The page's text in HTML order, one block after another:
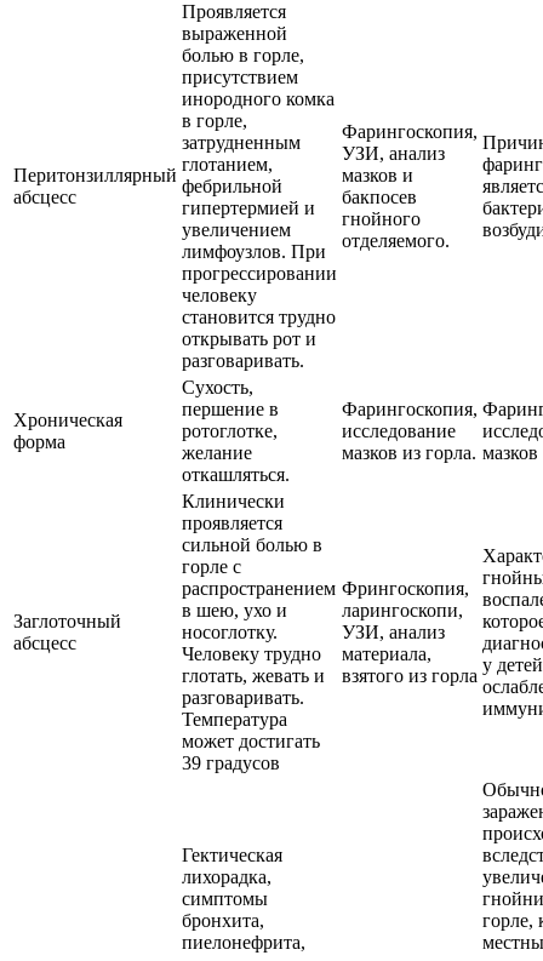
Перитонзиллярный
абсцесс
Проявляется
выраженной
болью в горле,
присутствием
инородного комка
в горле,
затрудненным
глотанием,
фебрильной
гипертермией и
увеличением
лимфоузлов. При
прогрессировании
человеку
становится трудно
открывать рот и
разговаривать.
Фарингоскопия,
УЗИ, анализ
мазков и
бакпосев
гнойного
отделяемого.
Хроническая
форма
Сухость,
першение в
ротоглотке,
желание
откашляться.
Фарингоскопия,
исследование
мазков из горла. мазков
Заглоточный
абсцесс
Клинически
проявляется
сильной болью в
горле с
распространением
в шею, ухо и
носоглотку.
Человеку трудно
глотать, жевать и
разговаривать.
Температура
может достигать
39 градусов
Фрингоскопия,
ларингоскопи,
УЗИ, анализ
материала,
взятого из горла
у
Гектическая
лихорадка,
симптомы
бронхита,
пиелонефрита,
горле,